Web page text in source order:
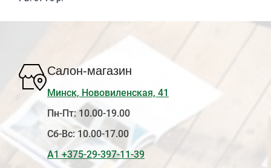
Салон-магазин
Минск, Нововиленская, 41
Пн-Пт: 10.00-19.00
Сб-Вс: 10.00-17.00
А1 +375-29-397-11-39